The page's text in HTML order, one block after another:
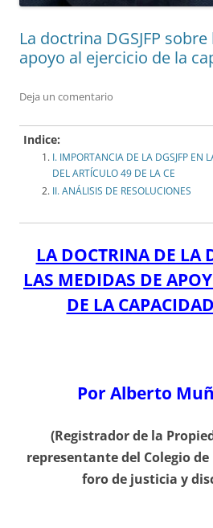
La doctrina DGSJFP
apoyo al ejercicio de la
Deja un comentario
Indice:
I. IMPORTANCIA DE LA DGSJFP EN
DEL ARTÍCULO 49 DE LA CE
II. ANÁLISIS DE RESOLUCIONES
LA DOCTRINA DE LA
LAS MEDIDAS DE
DE LA
Por Alberto
(Registrador de la
representante del Colegio
foro de justicia y